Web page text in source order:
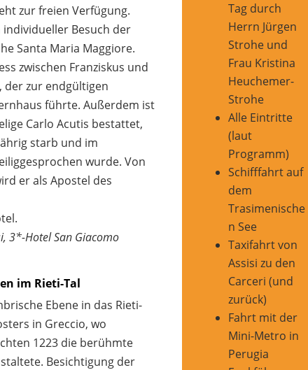
zur freien Verfügung.
individueller Besuch der
Santa Maria Maggiore.
zwischen Franziskus und
der zur endgültigen
führte. Außerdem ist
Carlo Acutis bestattet,
starb und im
wurde. Von
er als Apostel des
3*-Hotel San Giacomo
im Rieti-Tal
Ebene in das Rieti-
in Greccio, wo
1223 die berühmte
Besichtigung der
Tag durch
Herrn Jürgen
Strohe und
Frau Kristina
Heuchemer-
Strohe
Alle Eintritte
(laut
Programm)
Schifffahrt auf
dem
Trasimenische
n See
Taxifahrt von
Assisi zu den
Carceri (und
zurück)
Fahrt mit der
Mini-Metro in
Perugia